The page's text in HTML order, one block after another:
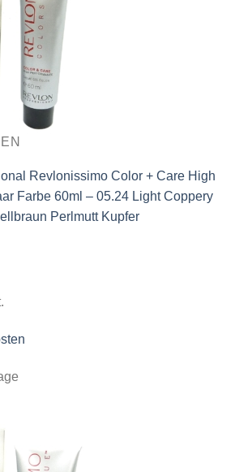
Revlonissimo Color + Care High
Farbe 60ml – 05.24 Light Coppery
Perlmutt Kupfer